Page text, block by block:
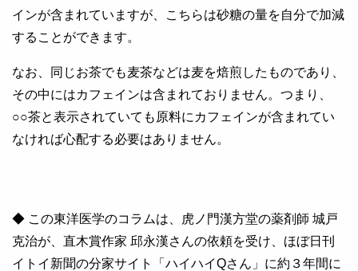
インが含まれていますが、こちらは砂糖の量を自分で加減
することができます。
なお、同じお茶でも麦茶などは麦を焙煎したものであり、
その中にはカフェインは含まれておりません。つまり、
○○茶と表示されていても原料にカフェインが含まれてい
なければ心配する必要はありません。
◆ この東洋医学のコラムは、虎ノ門漢方堂の薬剤師 城戸
克治が、直木賞作家 邱永漢さんの依頼を受け、ほぼ日刊
イトイ新聞の分家サイト「ハイハイQさん」に約３年間に